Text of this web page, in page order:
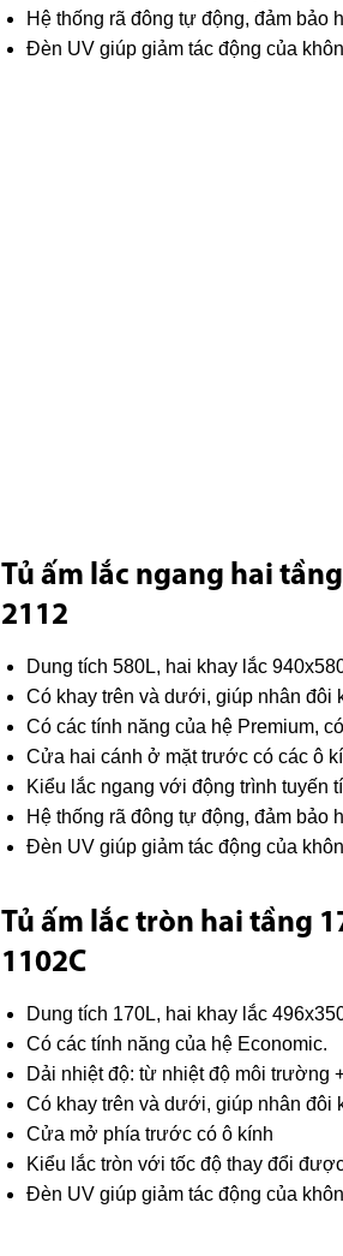
Hệ thống rã đông tự động, đảm bảo
Đèn UV giúp giảm tác động của
Tủ ấm lắc ngang hai
2112
Dung tích 580L, hai khay lắc
Có khay trên và dưới, giúp nhân đôi
Có các tính năng của hệ Premium,
Cửa hai cánh ở mặt trước có các ô
Kiểu lắc ngang với động trình tuyến
Hệ thống rã đông tự động, đảm bảo
Đèn UV giúp giảm tác động của
Tủ ấm lắc tròn hai tầng
1102C
Dung tích 170L, hai khay lắc
Có các tính năng của hệ Economic.
Dải nhiệt độ: từ nhiệt độ môi trường
Có khay trên và dưới, giúp nhân đôi
Cửa mở phía trước có ô kính
Kiểu lắc tròn với tốc độ thay đổi
Đèn UV giúp giảm tác động của